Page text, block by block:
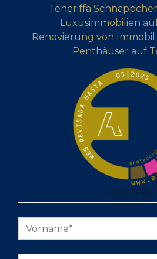
Teneriffa
Luxusimmobilien
Renovierung von
Penthäuser auf